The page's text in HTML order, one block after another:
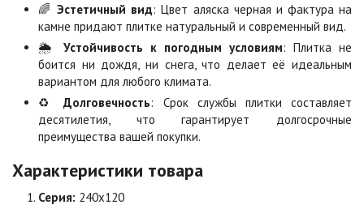
Листопад
Цена по запросу
Меланж
Цена по запросу
Мокко
Цена по запросу
Неаполь
Цена по запросу
Оранжевая
Цена по запросу
🌈Эстетичный вид: Цвет аляска черная и фактура на
камне придают плитке натуральный и современный вид.
🌦️ Устойчивость к погодным условиям: Плитка не
боится ни дождя, ни снега, что делает её идеальным
вариантом для любого климата.
♻️Долговечность: Срок службы плитки составляет
десятилетия, что гарантирует долгосрочные
преимущества вашей покупки.
Характеристики товара
Серия: 240х120